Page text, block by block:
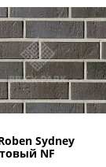
Sydney
NF